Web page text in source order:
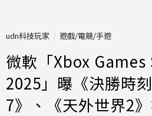
udn科技玩家 遊戲/電競/手遊
微軟「Xbox
2025」曝《決勝時
7》、《天外世界2